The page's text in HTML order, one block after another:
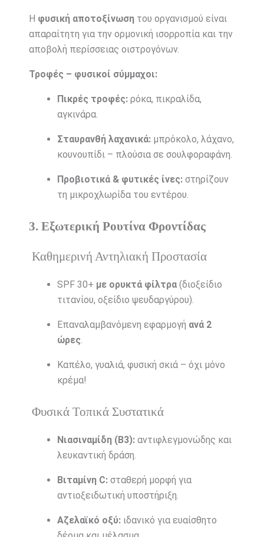
Η φυσική αποτοξίνωσητου οργανισμού είναι
απαραίτητη για την ορμονική ισορροπία και την
αποβολή περίσσειας οιστρογόνων.
Τροφές – φυσικοί σύμμαχοι:
Πικρές τροφές:ρόκα, πικραλίδα,
αγκινάρα.
Σταυρανθή λαχανικά:μπρόκολο, λάχανο,
κουνουπίδι – πλούσια σε σουλφοραφάνη.
Προβιοτικά & φυτικές ίνες:στηρίζουν
τη μικροχλωρίδα του εντέρου.
3. Εξωτερική Ρουτίνα Φροντίδας
Καθημερινή Αντηλιακή Προστασία
SPF 30+ με ορυκτά φίλτρα(διοξείδιο
τιτανίου, οξείδιο ψευδαργύρου).
Επαναλαμβανόμενη εφαρμογή ανά 2
ώρες
Καπέλο, γυαλιά, φυσική σκιά – όχι μόνο
κρέμα!
Φυσικά Τοπικά Συστατικά
Νιασιναμίδη (Β3):αντιφλεγμονώδης και
λευκαντική δράση.
Βιταμίνη C:σταθερή μορφή για
αντιοξειδωτική υποστήριξη.
Αζελαϊκό οξύ:ιδανικό για ευαίσθητο